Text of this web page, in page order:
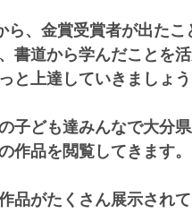
、金賞受賞者が出たこ
書道から学んだことを
と上達していきましょう
子ども達みんなで大分県
作品を閲覧してきます。
品がたくさん展示されて